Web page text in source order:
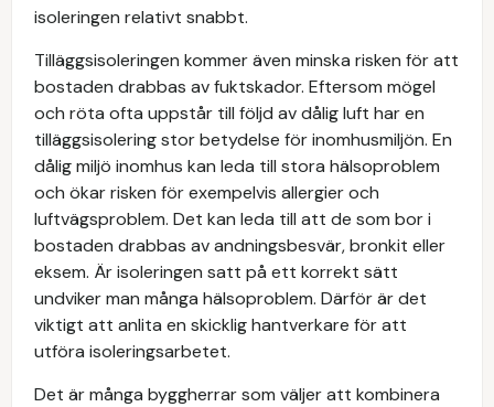
isoleringen relativt snabbt.
Tilläggsisoleringen kommer även minska risken för att
bostaden drabbas av fuktskador. Eftersom mögel
och röta ofta uppstår till följd av dålig luft har en
tilläggsisolering stor betydelse för inomhusmiljön. En
dålig miljö inomhus kan leda till stora hälsoproblem
och ökar risken för exempelvis allergier och
luftvägsproblem. Det kan leda till att de som bor i
bostaden drabbas av andningsbesvär, bronkit eller
eksem. Är isoleringen satt på ett korrekt sätt
undviker man många hälsoproblem. Därför är det
viktigt att anlita en skicklig hantverkare för att
utföra isoleringsarbetet.
Det är många byggherrar som väljer att kombinera